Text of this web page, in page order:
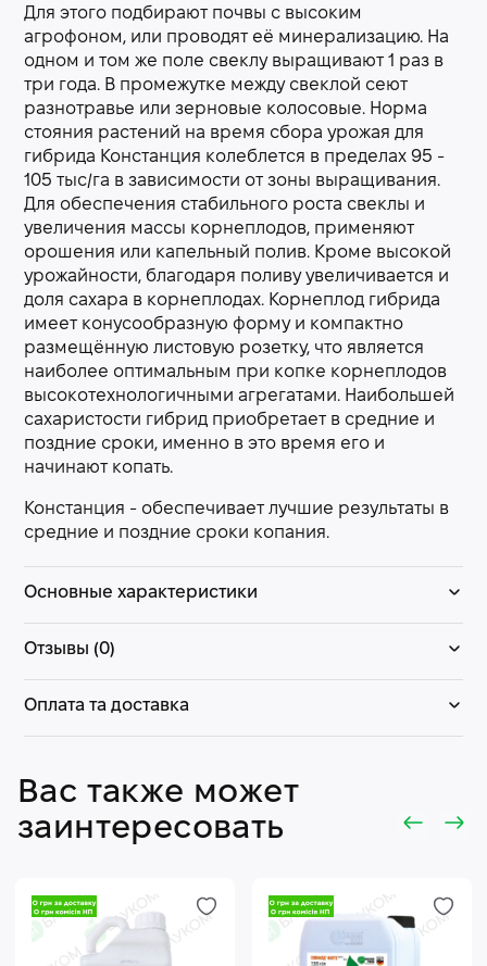
Для этого подбирают почвы с высоким
агрофоном, или проводят её минерализацию. На
одном и том же поле свеклу выращивают 1 раз в
три года. В промежутке между свеклой сеют
разнотравье или зерновые колосовые. Норма
стояния растений на время сбора урожая для
гибрида Констанция колеблется в пределах 95 -
105 тыс/га в зависимости от зоны выращивания.
Для обеспечения стабильного роста свеклы и
увеличения массы корнеплодов, применяют
орошения или капельный полив. Кроме высокой
урожайности, благодаря поливу увеличивается и
доля сахара в корнеплодах. Корнеплод гибрида
имеет конусообразную форму и компактно
размещённую листовую розетку, что является
наиболее оптимальным при копке корнеплодов
высокотехнологичными агрегатами. Наибольшей
сахаристости гибрид приобретает в средние и
поздние сроки, именно в это время его и
начинают копать.
Констанция - обеспечивает лучшие результаты в
средние и поздние сроки копания.
Основные характеристики
Отзывы (0)
Оплата та доставка
Вас также может
заинтересовать